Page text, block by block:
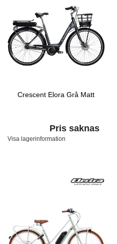
Crescent Elora Grå Matt
Pris saknas
Visa lagerinformation